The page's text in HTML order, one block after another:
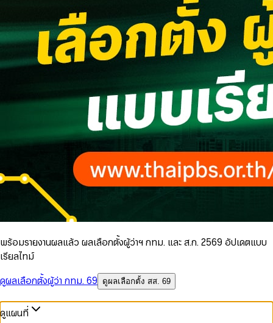
พร้อมรายงานผลแล้ว ผลเลือกตั้งผู้ว่าฯ กทม. และ ส.ก. 2569 อัปเดตแบบ
เรียลไทม์
ดูผลเลือกตั้งผู้ว่า กทม. 69
ดูผลเลือกตั้ง สส. 69
ดูแผนที่